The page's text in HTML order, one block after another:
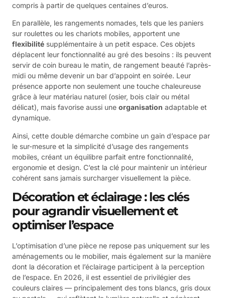
compris à partir de quelques centaines d’euros.
En parallèle, les rangements nomades, tels que les paniers
sur roulettes ou les chariots mobiles, apportent une
flexibilité supplémentaire à un petit espace. Ces objets
déplacent leur fonctionnalité au gré des besoins : ils peuvent
servir de coin bureau le matin, de rangement beauté l’après-
midi ou même devenir un bar d’appoint en soirée. Leur
présence apporte non seulement une touche chaleureuse
grâce à leur matériau naturel (osier, bois clair ou métal
délicat), mais favorise aussi une organisation adaptable et
dynamique.
Ainsi, cette double démarche combine un gain d’espace par
le sur-mesure et la simplicité d’usage des rangements
mobiles, créant un équilibre parfait entre fonctionnalité,
ergonomie et design. C’est la clé pour maintenir un intérieur
cohérent sans jamais surcharger visuellement la pièce.
Décoration et éclairage : les clés
pour agrandir visuellement et
optimiser l’espace
L’optimisation d’une pièce ne repose pas uniquement sur les
aménagements ou le mobilier, mais également sur la manière
dont la décoration et l’éclairage participent à la perception
de l’espace. En 2026, il est essentiel de privilégier des
couleurs claires — principalement des tons blancs, gris doux